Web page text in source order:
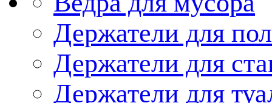
Держатели для
Держатели для
Держатели для